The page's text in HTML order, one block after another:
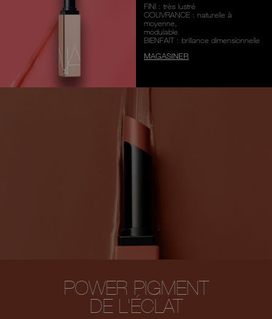
FINI : très lustré
COUVRANCE : naturelle à
moyenne,
modulable
BIENFAIT : brillance dimensionnelle
MAGASINER
POWER PIGMENT
DE L'ÉCLAT